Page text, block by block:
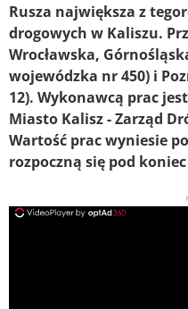
Rusza największa z
drogowych w Kaliszu.
Wrocławska,
wojewódzka nr 450) i
12). Wykonawcą prac
Miasto Kalisz - Zarząd
Wartość prac wyniesie
rozpoczną się pod